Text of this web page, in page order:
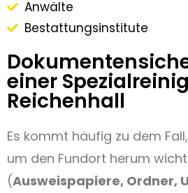
Anwälte
Bestattungsinstitute
einer
Reichenhall
Es kommt häufig zu dem
um den Fundort herum
(Ausweispapiere, Ordner,